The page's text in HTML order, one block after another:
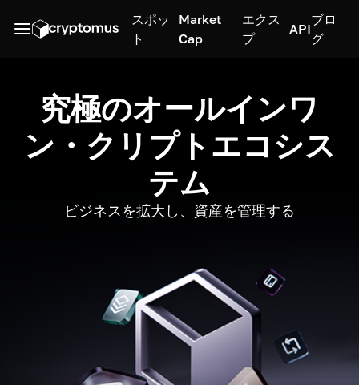
スポッ
ト
Market
Cap
エクス
プ
API
ブロ
グ
究極のオールインワ
ン・クリプトエコシス
テム
ビジネスを拡大し、資産を管理する